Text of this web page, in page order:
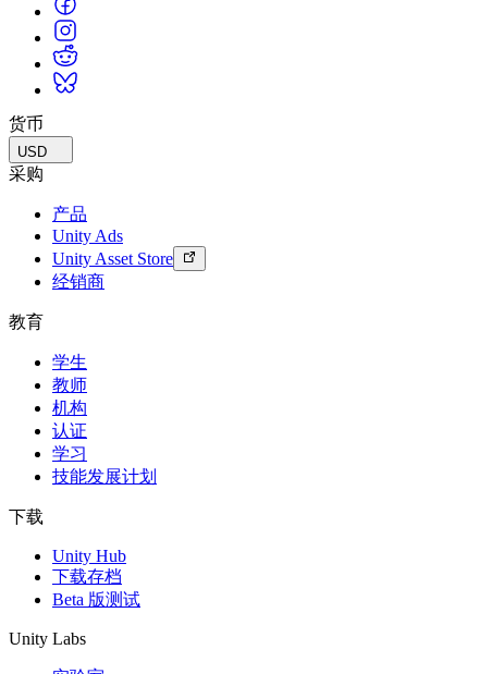
用户获取
被发现并获取移动用户
管理跨门店和D2C渠道的IAP（应用内购买）
商业化
通过 Unity 投放广告
使用案例
移动游戏
使用 Unity 打造移动端爆款游戏
独立游戏
小团队也能做出大游戏
XR 游戏
跨平台发布 XR 游戏
多人游戏
简化多人游戏开发
汽车
提升创新能力和车内体验
查看所有行业
最佳实践指南
专家提示和技巧
演示
演示、示例和构建模块
所有资源
新增功能
博客
更新、信息和技术提示
新闻
新闻、故事和新闻中心
对于学生
开启您的职业生涯
增强您的教学
教育资助许可证
认证
证明您的Unity精通
货币
USD
采购
产品
Unity Ads
Unity Asset Store
经销商
教育
学生
教师
机构
认证
学习
技能发展计划
下载
Unity Hub
下载存档
Beta 版测试
Unity Labs